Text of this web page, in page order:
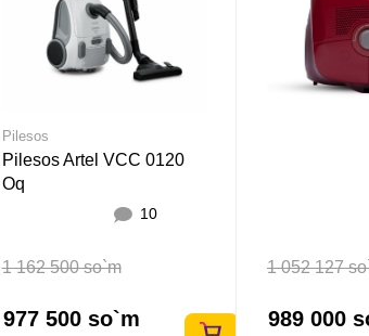
Pilesos
Pilesos Artel VCC 0120
Oq
10
1 162 500 so`m
977 500 so`m
1 052 127
989 000